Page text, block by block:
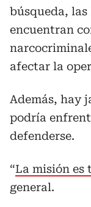
búsqueda, las
encuentran
afectar la
Además, hay
podría
defenderse.
“La misión es
general.